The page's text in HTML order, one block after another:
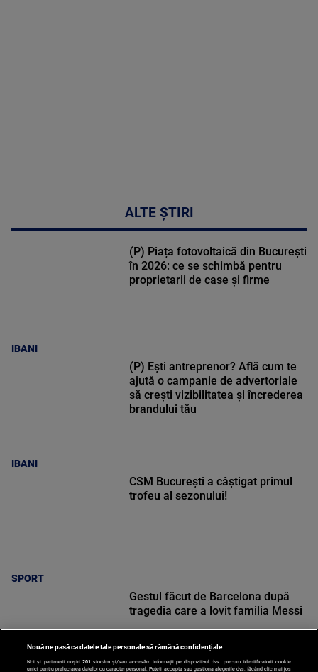
ALTE ȘTIRI
IBANI
(P) Piața fotovoltaică din București
în 2026: ce se schimbă pentru
proprietarii de case și firme
IBANI
(P) Ești antreprenor? Află cum te
ajută o campanie de advertoriale
să crești vizibilitatea și încrederea
brandului tău
SPORT
CSM București a câștigat primul
trofeu al sezonului!
Gestul făcut de Barcelona după
tragedia care a lovit familia Messi
Nouă ne pasă ca datele tale personale să rămână confidențiale
Noi și partenerii noștri 201 stocăm și/sau accesăm informații pe dispozitivul dvs., precum identificatorii cookie
unici pentru prelucrarea datelor cu caracter personal. Puteți accepta sau gestiona alegerile dvs. făcând clic mai jos